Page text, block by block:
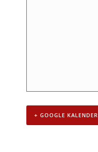
+ GOOGLE KALENDER